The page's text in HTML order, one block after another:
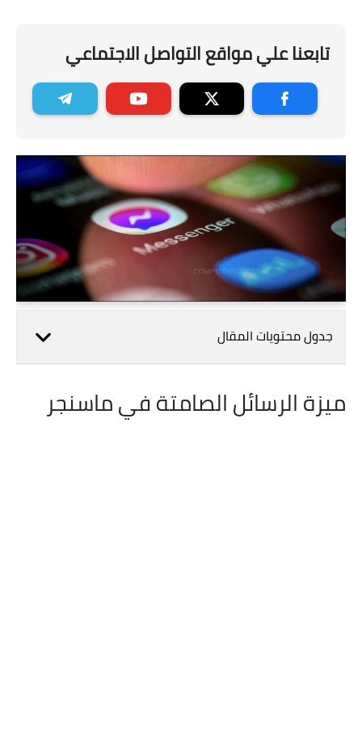
تابعنا علي مواقع التواصل الاجتماعي
جدول محتويات المقال
ميزة الرسائل الصامتة في ماسنجر